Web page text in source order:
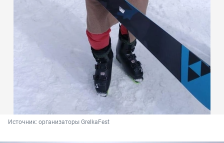
Источник: организаторы GrelkaFest